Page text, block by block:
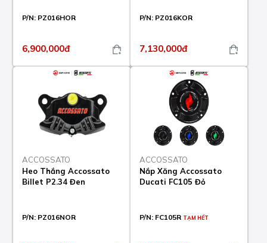
P/N: PZ016HOR
6,900,000đ
P/N: PZ016KOR
7,130,000đ
ACCOSSATO
Heo Thắng Accossato
Billet P2.34 Đen
P/N: PZ016NOR
ACCOSSATO
Nắp Xăng Accossato
Ducati FC105 Đỏ
P/N: FC105R TẠM HẾT